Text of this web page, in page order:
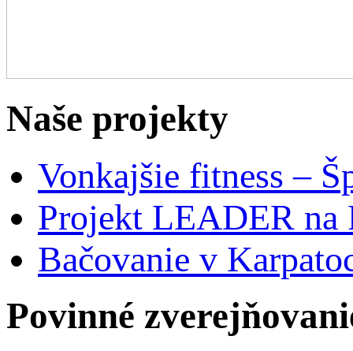
Naše projekty
Vonkajšie fitness –
Projekt LEADER na
Bačovanie v
Povinné